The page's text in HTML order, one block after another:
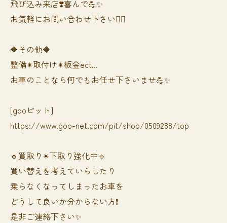
飛び込み来店❣️喜んで💪✨
お気軽にお問い合わせ下さい🙆‍♀️
🔷その他🔷
整備✴︎取付け✴︎板金ect...
お車のことなら何でもお任せ下さいませ💪✨
[gooピット]
https://www.goo-net.com/pit/shop/0509288/top
🔹買取り✴︎下取り強化中🔹
買い替えを考えていらしたり
乗らなくなってしまったお車を
どうして良いか分からない方❗️
是非ご連絡下さい✨